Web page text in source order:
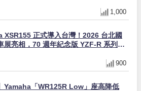
1,000
XSR155 正式導入台灣！2026 台北國
展亮相，70 週年紀念版 YZF-R 系列限
900
Yamaha「WR125R Low」座高降低